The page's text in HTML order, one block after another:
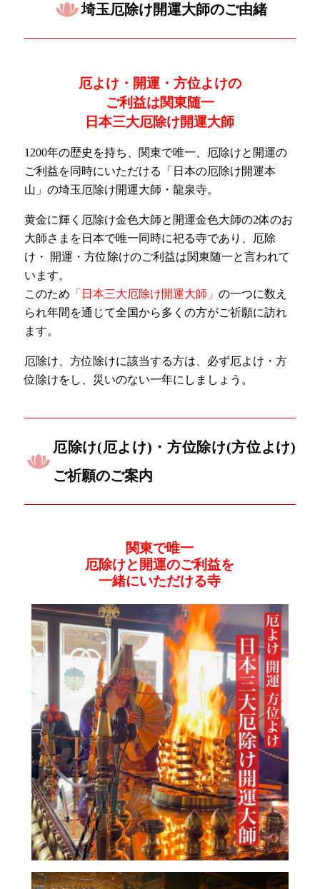
埼玉厄除け開運大師のご由緒
厄よけ・開運・方位よけの
ご利益は関東随一
日本三大厄除け開運大師
1200年の歴史を持ち、関東で唯一、厄除けと開運の
ご利益を同時にいただける「日本の厄除け開運本
山」の埼玉厄除け開運大師・龍泉寺。
黄金に輝く厄除け金色大師と開運金色大師の2体のお
大師さまを日本で唯一同時に祀る寺であり、厄除
け・ 開運・方位除けのご利益は関東随一と言われて
います。
このため 「日本三大厄除け開運大師」の一つに数え
られ年間を通じて全国から多くの方がご祈願に訪れ
ます。
厄除け、方位除けに該当する方は、必ず厄よけ・方
位除けをし、災いのない一年にしましょう。
厄除け(厄よけ)・方位除け(方位よけ)
ご祈願のご案内
関東で唯一
厄除けと開運のご利益を
一緒にいただける寺